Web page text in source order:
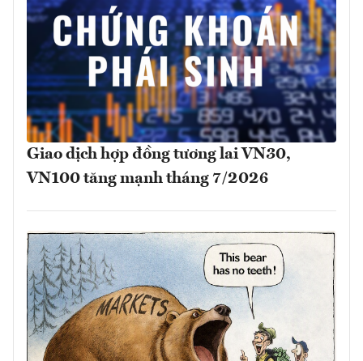
Giao dịch hợp đồng tương lai VN30,
VN100 tăng mạnh tháng 7/2026